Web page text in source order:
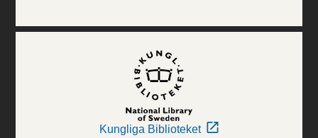
Kungliga Biblioteket